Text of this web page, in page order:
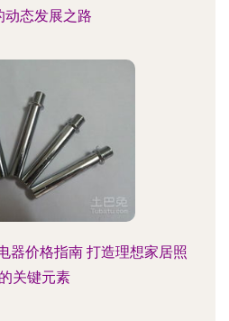
动态发展之路
器价格指南 打造理想家居照
关键元素